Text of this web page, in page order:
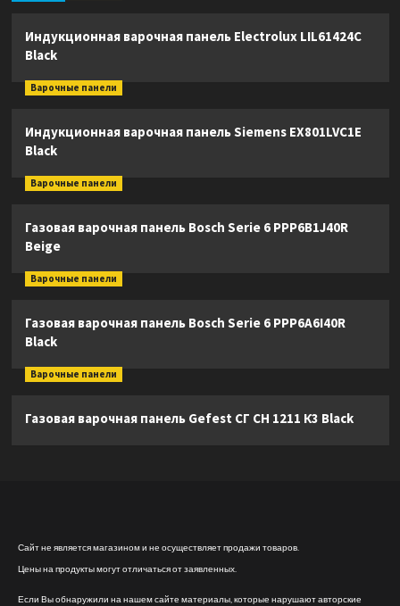
Индукционная варочная панель Electrolux LIL61424C
Black
Варочные панели
Индукционная варочная панель Siemens EX801LVC1E
Black
Варочные панели
Газовая варочная панель Bosch Serie 6 PPP6B1J40R
Beige
Варочные панели
Газовая варочная панель Bosch Serie 6 PPP6A6I40R
Black
Варочные панели
Газовая варочная панель Gefest СГ СН 1211 К3 Black
Сайт не является магазином и не осуществляет продажи товаров.
Цены на продукты могут отличаться от заявленных.
Если Вы обнаружили на нашем сайте материалы, которые нарушают авторские